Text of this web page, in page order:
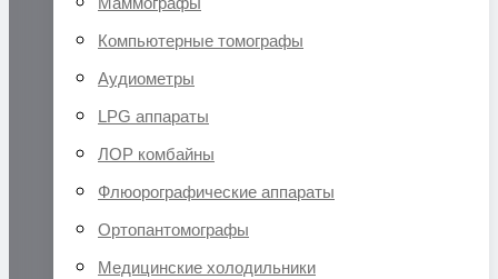
Компьютерные томографы
Аудиометры
LPG аппараты
ЛОР комбайны
Флюорографические аппараты
Ортопантомографы
Медицинские холодильники